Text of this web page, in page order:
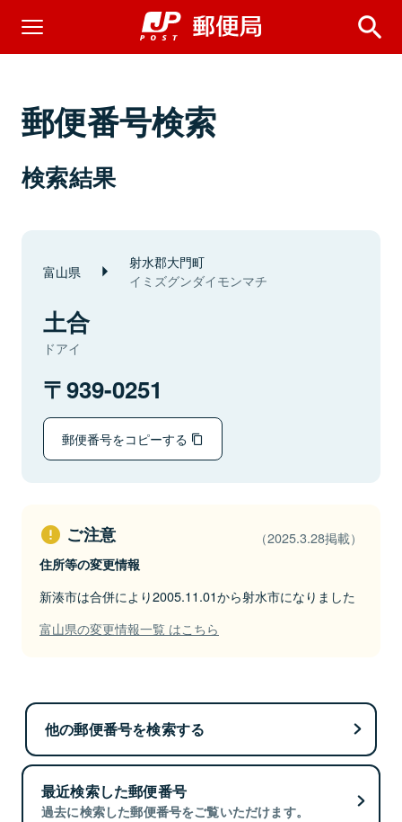
郵便番号検索
検索結果
富山県 射水郡大門町
イミズグンダイモンマチ
土合
ドアイ
939-0251
郵便番号をコピーする
ご注意 （2025.3.28掲載）
住所等の変更情報
新湊市は合併により2005.11.01から射水市になりました
富山県の変更情報一覧 はこちら
他の郵便番号を検索する
最近検索した郵便番号
過去に検索した郵便番号をご覧いただけます。